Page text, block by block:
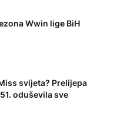
Wwin lige BiH
svijeta? Prelijepa
oduševila sve